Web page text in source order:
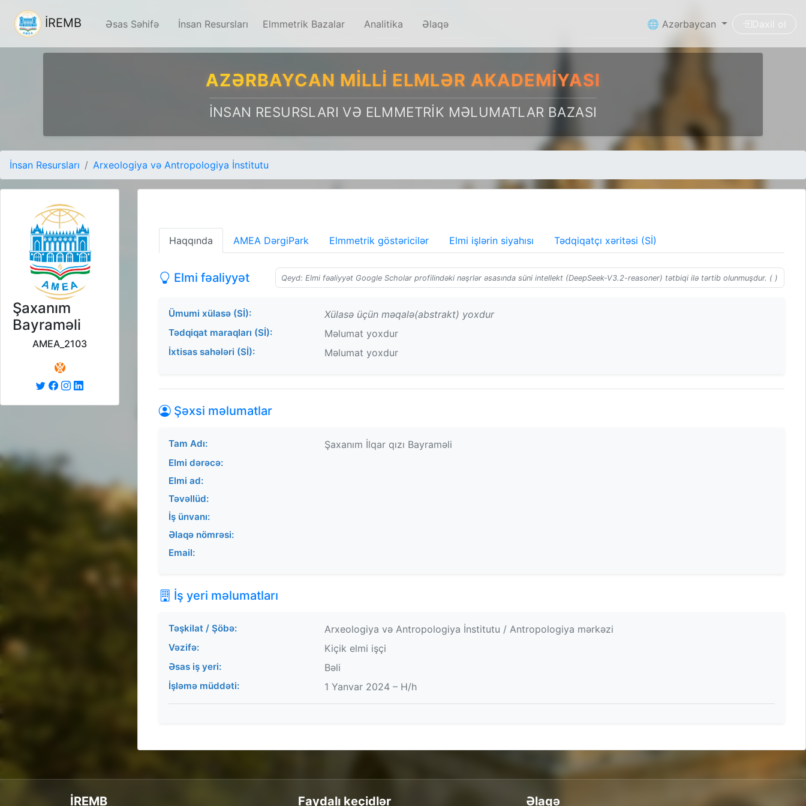
İREMB Əsas Səhifə İnsan Resursları Elmmetrik Bazalar Analitika Əlaqə 🌐 Azərbaycan Daxil ol
AZƏRBAYCAN MILLI ELMLƏR AKADEMIYASI
İNSAN RESURSLARI VƏ ELMMETRIK MƏLUMATLAR BAZASI
İnsan Resursları Arxeologiya və Antropologiya İnstitutu
Şaxanım
Bayraməli
AMEA_2103
Haqqında AMEA DərgiPark Elmmetrik göstəricilər Elmi işlərin siyahısı Tədqiqatçı xəritəsi (Sİ)
Elmi fəaliyyət Qeyd: Elmi fəaliyyət Google Scholar profilindəki nəşrlər əsasında süni intellekt (DeepSeek-V3.2-reasoner) tətbiqi ilə tərtib olunmuşdur. ( )
Ümumi xülasə (Sİ): Xülasə üçün məqalə(abstrakt) yoxdur
Tədqiqat maraqları (Sİ): Məlumat yoxdur
İxtisas sahələri (Sİ): Məlumat yoxdur
Şəxsi məlumatlar
Tam Adı: Şaxanım İlqar qızı Bayraməli
Elmi dərəcə:
Elmi ad:
Təvəllüd:
İş ünvanı:
Əlaqə nömrəsi:
Email:
İş yeri məlumatları
Təşkilat / Şöbə: Arxeologiya və Antropologiya İnstitutu / Antropologiya mərkəzi
Vəzifə: Kiçik elmi işçi
Əsas iş yeri: Bəli
İşləmə müddəti: 1 Yanvar 2024 – H/h
İREMB Faydalı keçidlər Əlaqə